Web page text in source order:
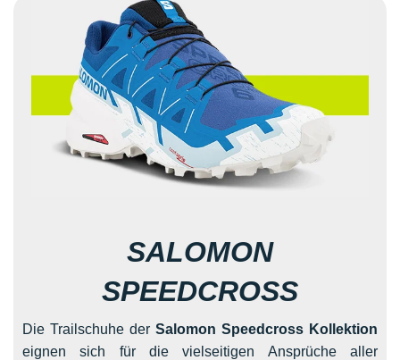
SALOMON
SPEEDCROSS
Die Trailschuhe der Salomon Speedcross Kollektion
eignen sich für die vielseitigen Ansprüche aller